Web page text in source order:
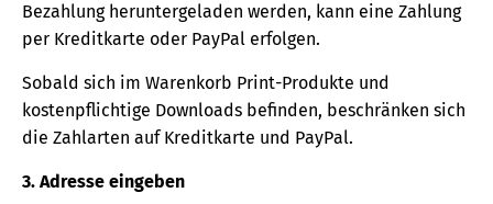
Bezahlung heruntergeladen werden, kann eine Zahlung
per Kreditkarte oder PayPal erfolgen.
Sobald sich im Warenkorb Print-Produkte und
kostenpflichtige Downloads befinden, beschränken sich
die Zahlarten auf Kreditkarte und PayPal.
3. Adresse eingeben